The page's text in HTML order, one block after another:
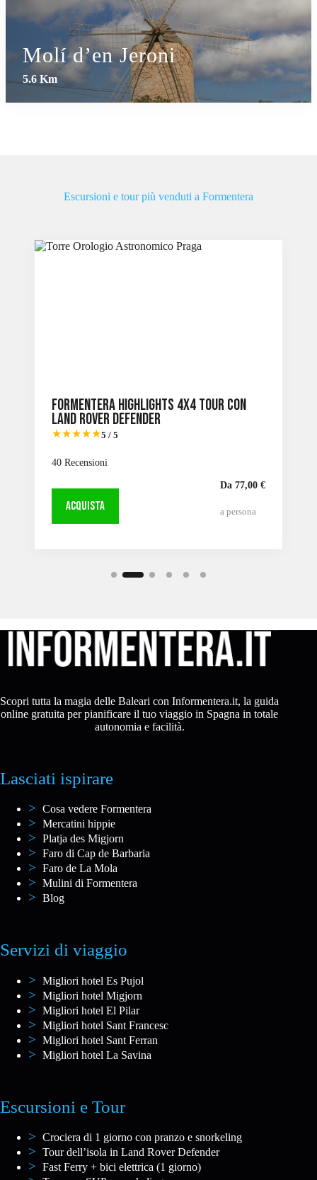
Molí d’en Jeroni
5.6 Km
Escursioni e tour più venduti a Formentera
Formentera Highlights 4X4 Tour con
Land Rover Defender
★★★★★5 / 5
40 Recensioni
ACQUISTA
Da 77,00 €
a persona
Scopri tutta la magia delle Baleari con Informentera.it, la guida
online gratuita per pianificare il tuo viaggio in Spagna in totale
autonomia e facilità.
Lasciati ispirare
Cosa vedere Formentera
Mercatini hippie
Platja des Migjorn
Faro di Cap de Barbaria
Faro de La Mola
Mulini di Formentera
Blog
Servizi di viaggio
Migliori hotel Es Pujol
Migliori hotel Migjorn
Migliori hotel El Pilar
Migliori hotel Sant Francesc
Migliori hotel Sant Ferran
Migliori hotel La Savina
Escursioni e Tour
Crociera di 1 giorno con pranzo e snorkeling
Tour dell’isola in Land Rover Defender
Fast Ferry + bici elettrica (1 giorno)